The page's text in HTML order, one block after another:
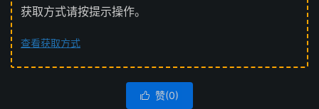
获取方式请按提示操作。
查看获取方式
 赞(0)